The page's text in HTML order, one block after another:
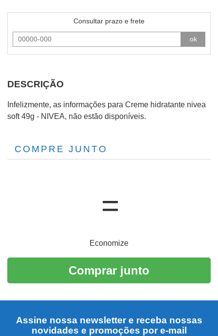
Consultar prazo e frete
ok
DESCRIÇÃO
Infelizmente, as informações para Creme hidratante nivea
soft 49g - NIVEA, não estão disponíveis.
COMPRE JUNTO
Economize
Comprar junto
Assine nossa newsletter e receba nossas
novidades e promoções por e-mail